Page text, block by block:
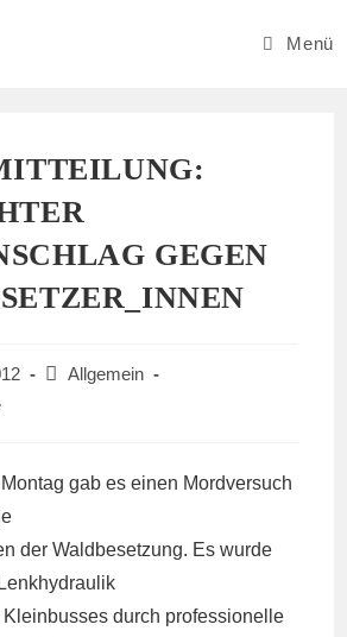
Menü
GEGEN
Beitrags-
Allgemein
gab es einen Mordversuch
der Waldbesetzung. Es wurde
durch professionelle